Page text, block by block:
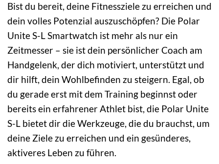
Bist du bereit, deine Fitnessziele zu erreichen und
dein volles Potenzial auszuschöpfen? Die Polar
Unite S-L Smartwatch ist mehr als nur ein
Zeitmesser – sie ist dein persönlicher Coach am
Handgelenk, der dich motiviert, unterstützt und
dir hilft, dein Wohlbefinden zu steigern. Egal, ob
du gerade erst mit dem Training beginnst oder
bereits ein erfahrener Athlet bist, die Polar Unite
S-L bietet dir die Werkzeuge, die du brauchst, um
deine Ziele zu erreichen und ein gesünderes,
aktiveres Leben zu führen.